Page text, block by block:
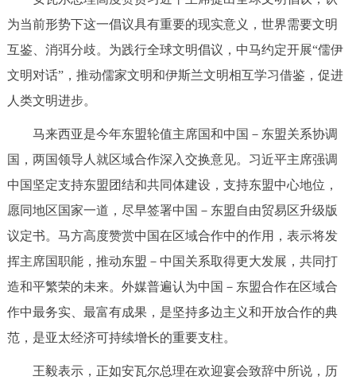
为当前形势下这一倡议具有重要的现实意义，世界需要文明
互鉴、消弭分歧。为践行全球文明倡议，中马约定开展“儒伊
文明对话”，推动儒家文明和伊斯兰文明相互学习借鉴，促进
人类文明进步。
马来西亚是今年东盟轮值主席国和中国－东盟关系协调
国，两国领导人就区域合作深入交换意见。习近平主席强调
中国坚定支持东盟团结和共同体建设，支持东盟中心地位，
愿同地区国家一道，尽早签署中国－东盟自由贸易区升级版
议定书。马方高度赞赏中国在区域合作中的作用，表示将发
挥主席国职能，推动东盟－中国关系取得更大发展，共同打
造和平繁荣的未来。外媒普遍认为中国－东盟合作在区域合
作中最务实、最富有成果，是坚持多边主义和开放合作的典
范，是亚太经济可持续增长的重要支柱。
王毅表示，正如安瓦尔总理在欢迎宴会致辞中所说，历